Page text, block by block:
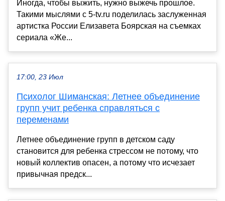
Иногда, чтобы выжить, нужно выжечь прошлое.
Такими мыслями с 5-tv.ru поделилась заслуженная
артистка России Елизавета Боярская на съемках
сериала «Же...
17:00, 23 Июл
Психолог Шиманская: Летнее объединение
групп учит ребенка справляться с
переменами
Летнее объединение групп в детском саду
становится для ребенка стрессом не потому, что
новый коллектив опасен, а потому что исчезает
привычная предск...